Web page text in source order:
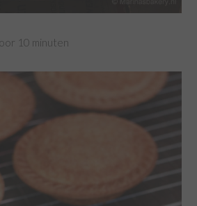
10 minuten